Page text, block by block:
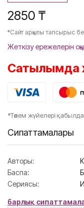
2850 ₸
*Сайт арқылы тапсырыс
Жеткізу ережелерін
Сатылымда
*Төлем жүйелері
Сипаттамалары
Авторы:
Баспа:
Сериясы:
барлық